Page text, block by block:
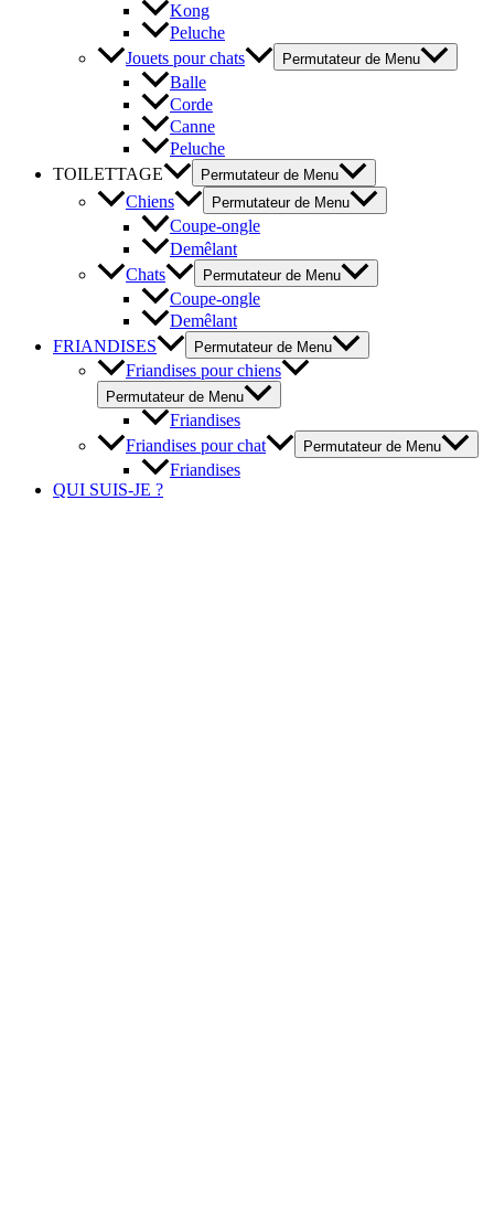
Kong
Peluche
Jouets pour chats
Permutateur de Menu
Balle
Corde
Canne
Peluche
TOILETTAGE
Permutateur de Menu
Chiens Permutateur de Menu
Coupe-ongle
Demêlant
Chats
Permutateur de Menu
Coupe-ongle
Demêlant
FRIANDISES
Permutateur de Menu
Friandises pour chiens
Permutateur de Menu
Friandises
Friandises pour chat
Permutateur de Menu
Friandises
QUI SUIS-JE ?